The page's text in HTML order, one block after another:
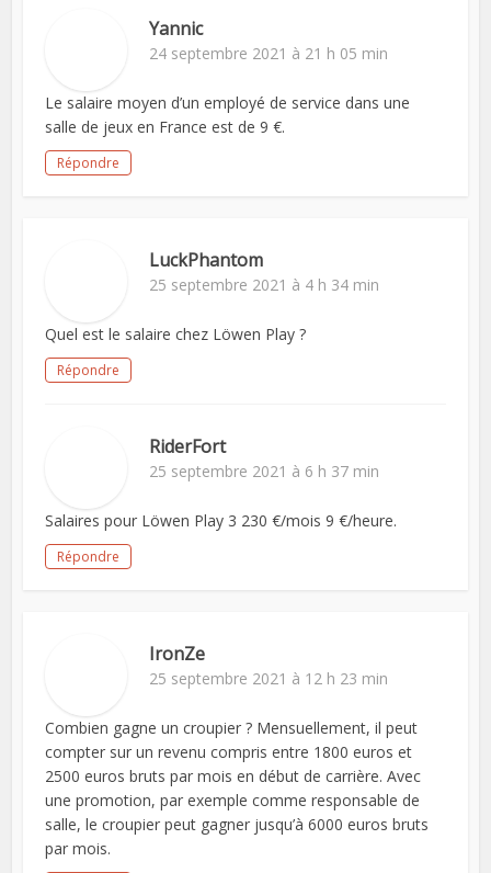
Yannic
24 septembre 2021 à 21 h 05 min
Le salaire moyen d’un employé de service dans une
salle de jeux en France est de 9 €.
Répondre
LuckPhantom
25 septembre 2021 à 4 h 34 min
Quel est le salaire chez Löwen Play ?
Répondre
RiderFort
25 septembre 2021 à 6 h 37 min
Salaires pour Löwen Play 3 230 €/mois 9 €/heure.
Répondre
IronZe
25 septembre 2021 à 12 h 23 min
Combien gagne un croupier ? Mensuellement, il peut
compter sur un revenu compris entre 1800 euros et
2500 euros bruts par mois en début de carrière. Avec
une promotion, par exemple comme responsable de
salle, le croupier peut gagner jusqu’à 6000 euros bruts
par mois.